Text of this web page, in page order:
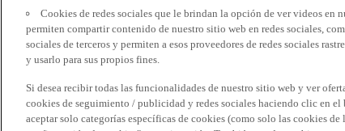
Cookies de redes sociales que le brindan la opción de ver videos en
permiten compartir contenido de nuestro sitio web en redes sociales,
sociales de terceros y permiten a esos proveedores de redes sociales
y usarlo para sus propios fines.
Si desea recibir todas las funcionalidades de nuestro sitio web y ver
cookies de seguimiento / publicidad y redes sociales haciendo clic en el
aceptar solo categorías específicas de cookies (como solo las cookies